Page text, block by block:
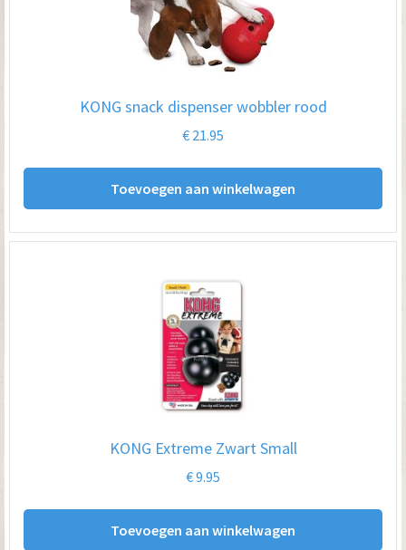
KONG snack dispenser wobbler rood
€ 21.95
Toevoegen aan winkelwagen
KONG Extreme Zwart Small
€9.95
Toevoegen aan winkelwagen